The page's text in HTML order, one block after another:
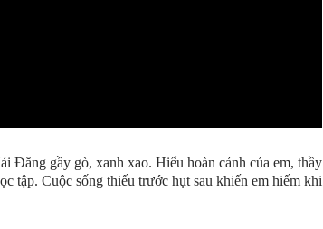
Đăng gầy gò, xanh xao. Hiểu hoàn cảnh của em, thầy
tập. Cuộc sống thiếu trước hụt sau khiến em hiếm khi